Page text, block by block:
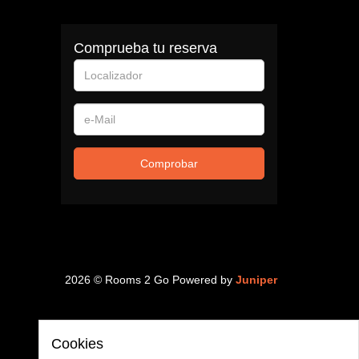
Comprueba tu reserva
Localizador
e-
Mail
Comprobar
2026 © Rooms 2 Go Powered by Juniper
Cookies